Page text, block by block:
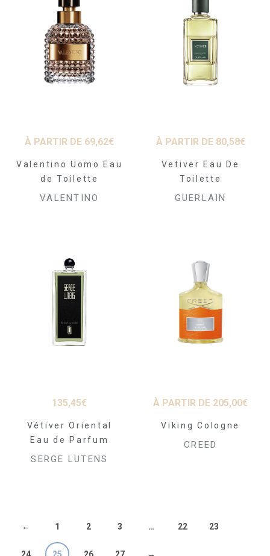
À PARTIR DE 69,62€
Valentino Uomo Eau
de Toilette
VALENTINO
À PARTIR DE 80,58€
Vetiver Eau De
Toilette
GUERLAIN
135,45€
Vétiver Oriental
Eau de Parfum
SERGE LUTENS
À PARTIR DE 205,00€
Viking Cologne
CREED
← 1 2 3 … 22 23